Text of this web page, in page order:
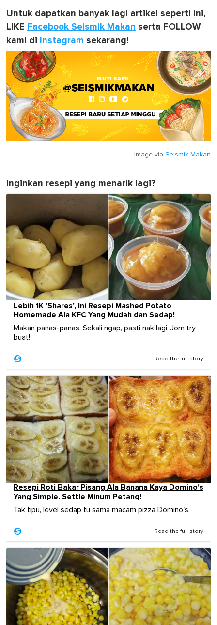
Untuk dapatkan banyak lagi artikel seperti ini,
LIKE Facebook Seismik Makan serta FOLLOW
kami di Instagram sekarang!
Image via Seismik Makan
Inginkan resepi yang menarik lagi?
Lebih 1K 'Shares', Ini Resepi Mashed Potato
Homemade Ala KFC Yang Mudah dan Sedap!
Makan panas-panas. Sekali ngap, pasti nak lagi. Jom try
buat!
Read the full story
Resepi Roti Bakar Pisang Ala Banana Kaya Domino's
Yang Simple. Settle Minum Petang!
Tak tipu, level sedap tu sama macam pizza Domino's.
Read the full story